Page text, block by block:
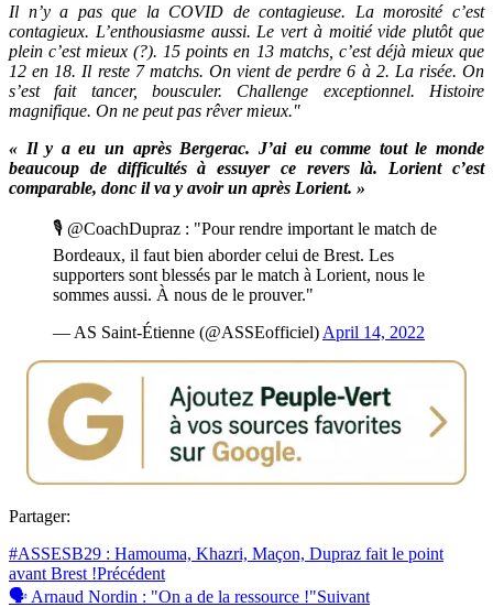
Il n’y a pas que la COVID de contagieuse. La morosité c’est
contagieux. L’enthousiasme aussi. Le vert à moitié vide plutôt que
plein c’est mieux (?). 15 points en 13 matchs, c’est déjà mieux que
12 en 18. Il reste 7 matchs. On vient de perdre 6 à 2. La risée. On
s’est fait tancer, bousculer. Challenge exceptionnel. Histoire
magnifique. On ne peut pas rêver mieux."
« Il y a eu un après Bergerac. J’ai eu comme tout le monde
beaucoup de difficultés à essuyer ce revers là. Lorient c’est
comparable, donc il va y avoir un après Lorient. »
🎙️ @CoachDupraz : "Pour rendre important le match de
Bordeaux, il faut bien aborder celui de Brest. Les
supporters sont blessés par le match à Lorient, nous le
sommes aussi. À nous de le prouver."
— AS Saint-Étienne (@ASSEofficiel) April 14, 2022
Partager:
#ASSESB29 : Hamouma, Khazri, Maçon, Dupraz fait le point
avant Brest !Précédent
🗣 Arnaud Nordin : "On a de la ressource !"Suivant